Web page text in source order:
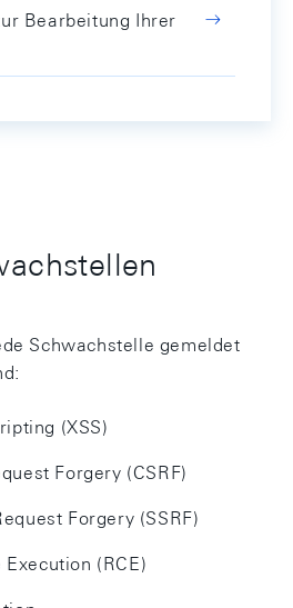
Bearbeitung Ihrer
Schwachstelle gemeldet
(XSS)
Forgery (CSRF)
Forgery (SSRF)
Execution (RCE)